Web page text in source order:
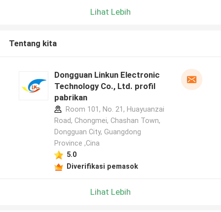
Lihat Lebih
Tentang kita
Dongguan Linkun Electronic
Technology Co., Ltd. profil
pabrikan
Room 101, No. 21, Huayuanzai
Road, Chongmei, Chashan Town,
Dongguan City, Guangdong
Province ,Cina
5.0
Diverifikasi pemasok
Lihat Lebih